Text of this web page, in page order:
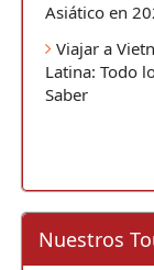
Asiático en
Viajar a
Latina: Todo
Saber
Nuestros